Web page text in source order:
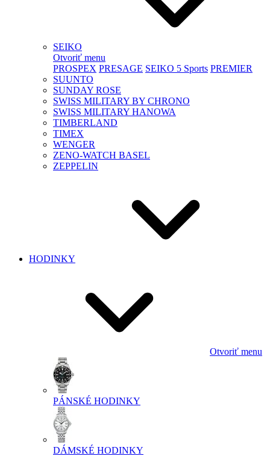
SEIKO
Otvoriť menu
PROSPEX PRESAGE SEIKO 5 Sports PREMIER
SUUNTO
SUNDAY ROSE
SWISS MILITARY BY CHRONO
SWISS MILITARY HANOWA
TIMBERLAND
TIMEX
WENGER
ZENO-WATCH BASEL
ZEPPELIN
HODINKY
Otvoriť menu
PÁNSKÉ HODINKY
DÁMSKÉ HODINKY